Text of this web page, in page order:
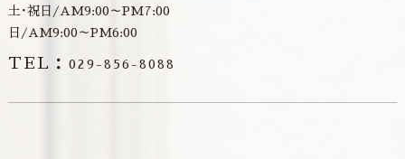
土･祝日/AM9:00～PM7:00
日/AM9:00～PM6:00
TEL：029-856-8088